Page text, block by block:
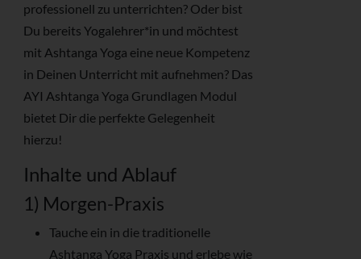
professionell zu unterrichten? Oder bist
Du bereits Yogalehrer*in und möchtest
mit Ashtanga Yoga eine neue Kompetenz
in Deinen Unterricht mit aufnehmen? Das
AYI Ashtanga Yoga Grundlagen Modul
bietet Dir die perfekte Gelegenheit
hierzu!
Inhalte und Ablauf
1) Morgen-Praxis
Tauche ein in die traditionelle
Ashtanga Yoga Praxis und erlebe wie